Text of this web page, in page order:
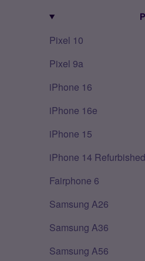
Pixel 10
Pixel 9a
iPhone 16
iPhone 16e
iPhone 15
iPhone 14 Refurbished
Fairphone 6
Samsung A26
Samsung A36
Samsung A56